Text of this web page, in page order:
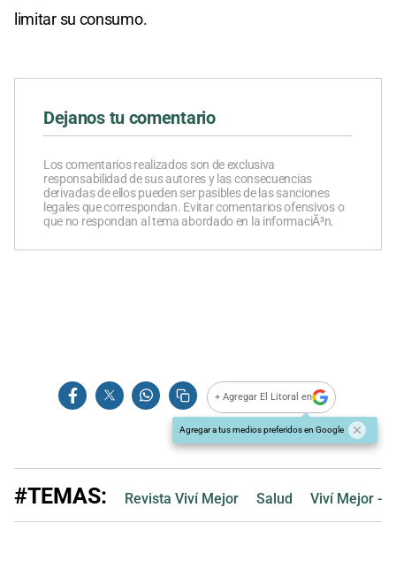
limitar su consumo.
Dejanos tu comentario
Los comentarios realizados son de exclusiva
responsabilidad de sus autores y las consecuencias
derivadas de ellos pueden ser pasibles de las sanciones
legales que correspondan. Evitar comentarios ofensivos o
que no respondan al tema abordado en la informaciÃ³n.
+ Agregar El Litoral en
Agregar a tus medios preferidos en Google
#TEMAS: Revista Viví Mejor Salud Viví Mejor -